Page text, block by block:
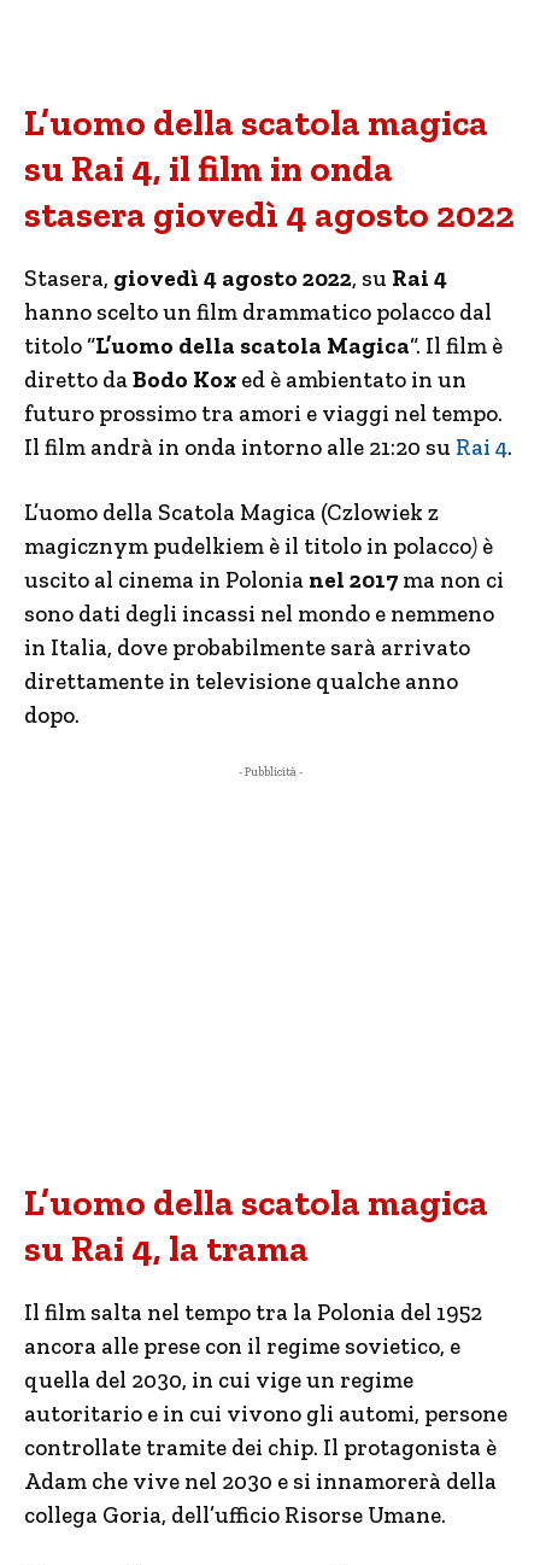
L’uomo della scatola magica
su Rai 4, il film in onda
stasera giovedì 4 agosto 2022
Stasera, giovedì 4 agosto 2022, su Rai 4
hanno scelto un film drammatico polacco dal
titolo “L’uomo della scatola Magica“. Il film è
diretto daBodo Kox ed è ambientato in un
futuro prossimo tra amori e viaggi nel tempo.
Il film andrà in onda intorno alle 21:20 su Rai 4.
L’uomo della Scatola Magica (Czlowiek z
magicznym pudelkiem è il titolo in polacco) è
uscito al cinema in Polonia nel 2017 ma non ci
sono dati degli incassi nel mondo e nemmeno
in Italia, dove probabilmente sarà arrivato
direttamente in televisione qualche anno
dopo.
- Pubblicità -
L’uomo della scatola magica
su Rai 4, la trama
Il film salta nel tempo tra la Polonia del 1952
ancora alle prese con il regime sovietico, e
quella del 2030, in cui vige un regime
autoritario e in cui vivono gli automi, persone
controllate tramite dei chip. Il protagonista è
Adam che vive nel 2030 e si innamorerà della
collega Goria, dell’ufficio Risorse Umane.